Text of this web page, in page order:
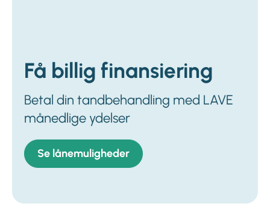
Få billig finansiering
Betal din tandbehandling med LAVE
månedlige ydelser
Se lånemuligheder